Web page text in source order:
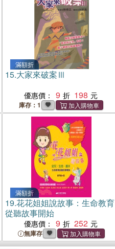
滿額折
15.大家來破案Ⅲ
優惠價： 9 198
庫存：1
滿額折
19.花花姐姐說故事：生命教育
從聽故事開始
優惠價： 9 252
無庫存